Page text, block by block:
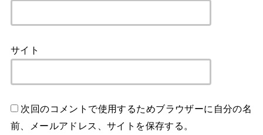
サイト
次回のコメントで使用するためブラウザーに自分の名
前、メールアドレス、サイトを保存する。